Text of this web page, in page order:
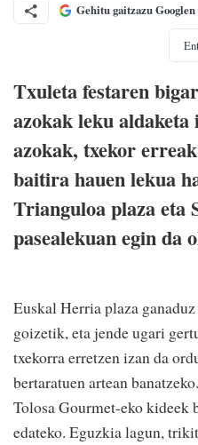
Gehitu gaitzazu Googlen
Txuleta festaren
azokak leku aldaketa
azokak, txekor
baitira hauen lekua
Trianguloa plaza eta
pasealekuan egin da
Euskal Herria plaza
goizetik, eta jende ugari
txekorra erretzen izan da
bertaratuen artean
Tolosa Gourmet-eko kideek
edateko. Eguzkia lagun,